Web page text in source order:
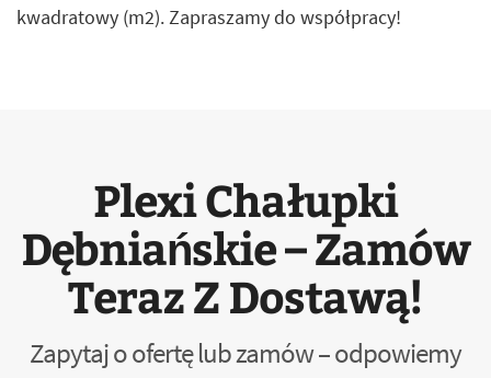
kwadratowy (m2). Zapraszamy do współpracy!
Plexi Chałupki
Dębniańskie – Zamów
Teraz Z Dostawą!
Zapytaj o ofertę lub zamów – odpowiemy